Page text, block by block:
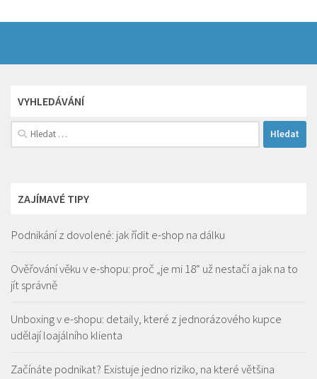
VYHLEDÁVÁNÍ
Vyhledávání
ZAJÍMAVÉ TIPY
Podnikání z dovolené: jak řídit e-shop na dálku
Ověřování věku v e-shopu: proč „je mi 18“ už nestačí a jak na to
jít správně
Unboxing v e-shopu: detaily, které z jednorázového kupce
udělají loajálního klienta
Začínáte podnikat? Existuje jedno riziko, na které většina